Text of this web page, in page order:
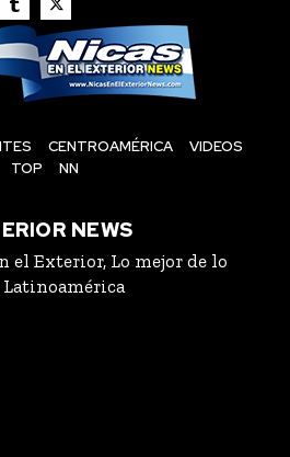
CENTROAMÉRICA
VIDEOS
TOP
NN
NEWS
el Exterior, Lo mejor de lo
Latinoamérica